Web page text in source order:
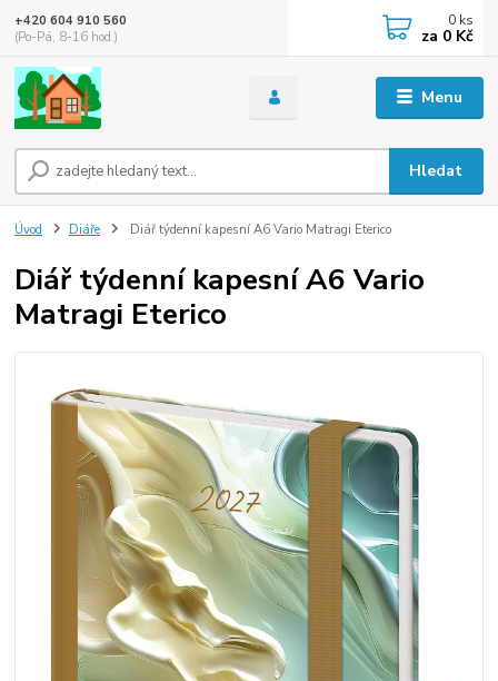
Menu
Hledat
+420 604 910 560
(Po-Pá, 8-16 hod.)
0 ks
za 0 Kč
Úvod Diáře Diář týdenní kapesní A6 Vario Matragi Eterico
Diář týdenní kapesní A6 Vario
Matragi Eterico